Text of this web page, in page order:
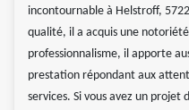
incontournable à Helstroff,
qualité, il a acquis une
professionnalisme, il apporte
prestation répondant aux
services. Si vous avez un